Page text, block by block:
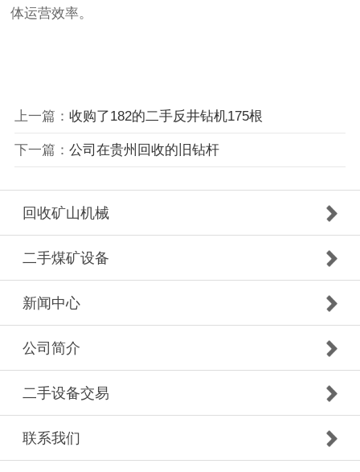
体运营效率。
上一篇： 收购了182的二手反井钻机175根
下一篇： 公司在贵州回收的旧钻杆
回收矿山机械
二手煤矿设备
新闻中心
公司简介
二手设备交易
联系我们